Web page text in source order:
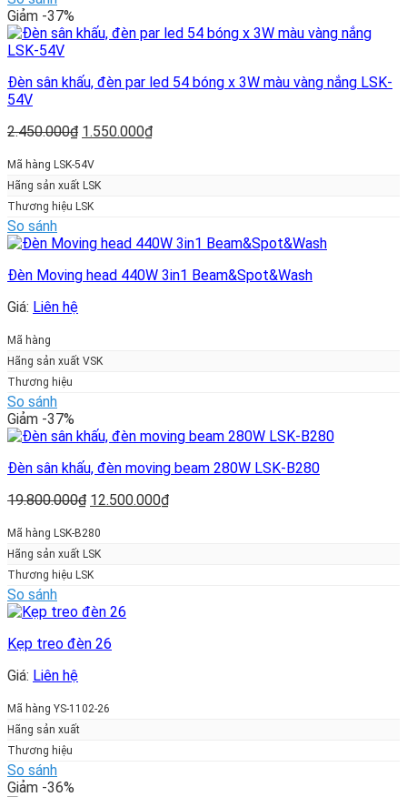
Giảm -37%
Đèn sân khấu, đèn par led 54 bóng x 3W màu vàng nắng LSK-
54V
2.450.000₫ Giá
là:
2.450.000₫.
1.550.000₫Giá
Mã hàng LSK-54V
Hãng sản xuất LSK
Thương hiệu LSK
So sánh
Đèn Moving head 440W 3in1 Beam&Spot&Wash
Giá: Liên hệ
Mã hàng
Hãng sản xuất VSK
Thương hiệu
So sánh
Giảm -37%
Đèn sân khấu, đèn moving beam 280W LSK-B280
19.800.000₫ Giá
là:
19.800.000₫.
12.500.000₫Giá
Mã hàng LSK-B280
Hãng sản xuất LSK
Thương hiệu LSK
So sánh
Kẹp treo đèn 26
Giá: Liên hệ
Mã hàng YS-1102-26
Hãng sản xuất
Thương hiệu
So sánh
Giảm -36%